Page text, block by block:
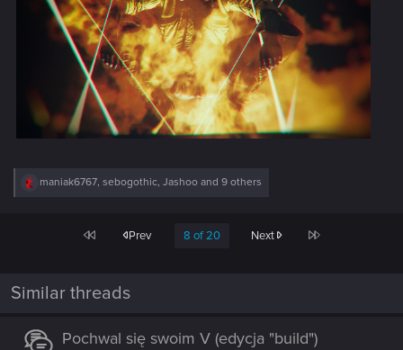
R
s
maniak6767, sebogothic, Jashoo and 9 others
First Prev 8 of 20 Next Last
Similar threads
Pochwal się swoim V (edycja "build")